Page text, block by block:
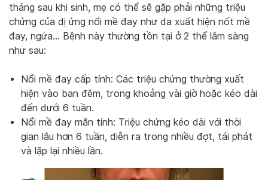
tháng sau khi sinh, mẹ có thể sẽ gặp phải những triệu
chứng của dị ứng nổi mề đay như da xuất hiện nốt mề
đay, ngứa… Bệnh này thường tồn tại ở 2 thể lâm sàng
như sau:
Nổi mề đay cấp tính: Các triệu chứng thường xuất
hiện vào ban đêm, trong khoảng vài giờ hoặc kéo dài
đến dưới 6 tuần.
Nổi mề đay mãn tính: Triệu chứng kéo dài với thời
gian lâu hơn 6 tuần, diễn ra trong nhiều đợt, tái phát
và lặp lại nhiều lần.